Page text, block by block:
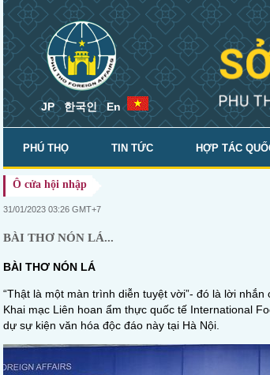
JP 한국인 En
PHÚ THỌ TIN TỨC HỢP TÁC
SỞ NGOẠI VỤ
Ô cửa hội nhập
31/01/2023 03:26 GMT+7
BÀI THƠ NÓN LÁ...
BÀI THƠ NÓN LÁ
“Thật là một màn trình diễn tuyệt vời”- đó là lời
Khai mạc Liên hoan ẩm thực quốc tế International
dự sự kiện văn hóa độc đáo này tại Hà Nội.